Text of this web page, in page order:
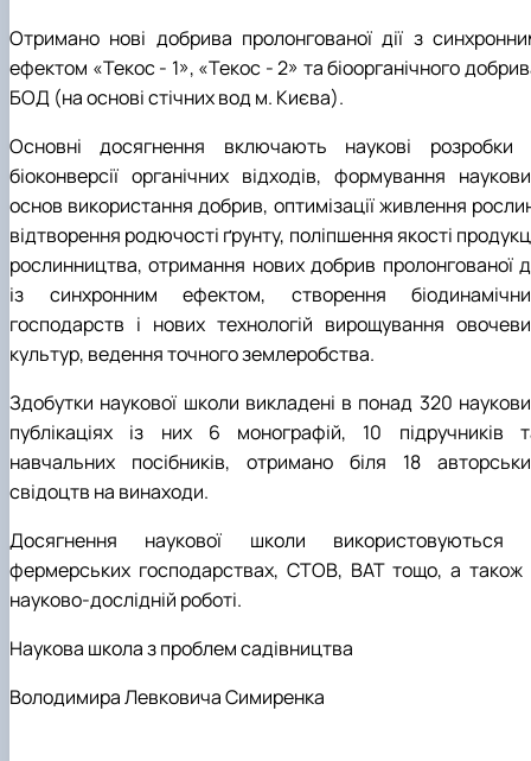
Отримано нові добрива пролонгованої дії з
ефектом «Текос - 1», «Текос - 2» та біоорганічного
БОД (на основі стічних вод м. Києва).
Основні досягнення включають наукові розробки
біоконверсії органічних відходів, формування
основ використання добрив, оптимізації живлення
відтворення родючості ґрунту, поліпшення якості
рослинництва, отримання нових добрив пролонгованої
із синхронним ефектом, створення
господарств і нових технологій вирощування
культур, ведення точного землеробства.
Здобутки наукової школи викладені в понад 320
публікаціях із них 6 монографій, 10 підручників
навчальних посібників, отримано біля 18
свідоцтв на винаходи.
Досягнення наукової школи використовуються
фермерських господарствах, СТОВ, ВАТ тощо, а також
науково-дослідній роботі.
Наукова школа з проблем садівництва
Володимира Левковича Симиренка